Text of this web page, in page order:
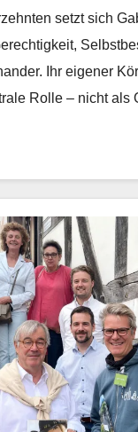
set­zt sich
Ihr eigen­er
Rolle – nicht als